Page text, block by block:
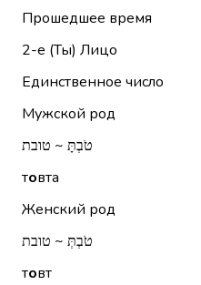
Прошедшее время
2-е (Ты) Лицо
Единственное число
Мужской род
טֹבְתָּ ~ טובת
товта
Женский род
טֹבְתְּ ~ טובת
товт